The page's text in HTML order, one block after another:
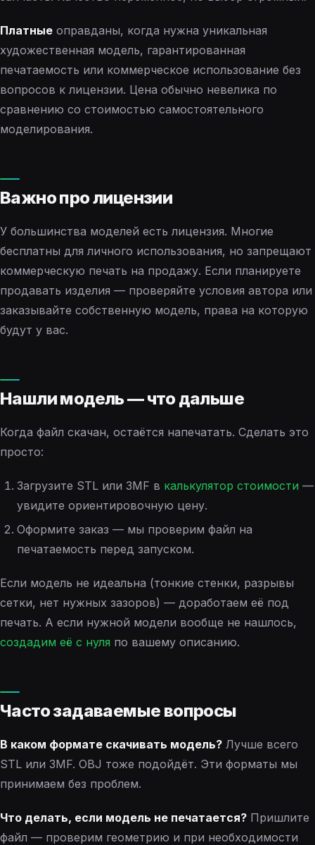
Платные оправданы, когда нужна уникальная
художественная модель, гарантированная
печатаемость или коммерческое использование без
вопросов к лицензии. Цена обычно невелика по
сравнению со стоимостью самостоятельного
моделирования.
Важно про лицензии
У большинства моделей есть лицензия. Многие
бесплатны для личного использования, но запрещают
коммерческую печать на продажу. Если планируете
продавать изделия — проверяйте условия автора или
заказывайте собственную модель, права на которую
будут у вас.
Нашли модель — что дальше
Когда файл скачан, остаётся напечатать. Сделать это
просто:
Загрузите STL или 3MF в калькулятор стоимости —
увидите ориентировочную цену.
Оформите заказ — мы проверим файл на
печатаемость перед запуском.
Если модель не идеальна (тонкие стенки, разрывы
сетки, нет нужных зазоров) — доработаем её под
печать. А если нужной модели вообще не нашлось,
создадим её с нуля по вашему описанию.
Часто задаваемые вопросы
В каком формате скачивать модель? Лучше всего
STL или 3MF. OBJ тоже подойдёт. Эти форматы мы
принимаем без проблем.
Что делать, если модель не печатается? Пришлите
файл — проверим геометрию и при необходимости